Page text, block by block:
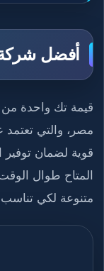
أفضل
قيمة تك واحدة
مصر، والتي تعتمد
قوية لضمان توفير
المتاح طوال
متنوعة لكي تناسب